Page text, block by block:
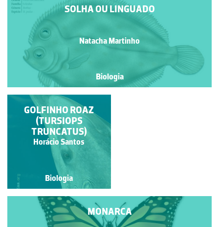
SOLHA OU LINGUADO
Natacha Martinho
Biologia
SARDÃO
Isabel Gil
Biologia
MONARCA
GOLFINHO ROAZ
(TURSIOPS
TRUNCATUS)
Horácio Santos
Biologia